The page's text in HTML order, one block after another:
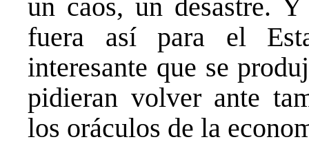
un caos, un desastre.
fuera así para el
interesante que se
pidieran volver ante
los oráculos de la